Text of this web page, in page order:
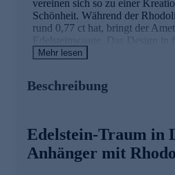
vereinen sich so zu einer
Schönheit. Während der
rund 0,77 ct hat, bringt der
Edelsteinwaage. Das Design in
macht die vollendete Eleganz
besonders leicht an der
Schmuck in geprüfter
Mehr lesen
Beschreibung
Edelstein-Traum in
Anhänger mit